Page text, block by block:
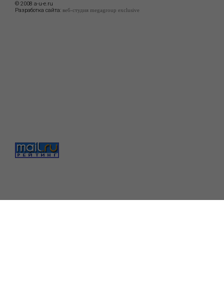
© 2008 a-u-e.ru
Разработка сайта: веб-студия megagroup exclusive